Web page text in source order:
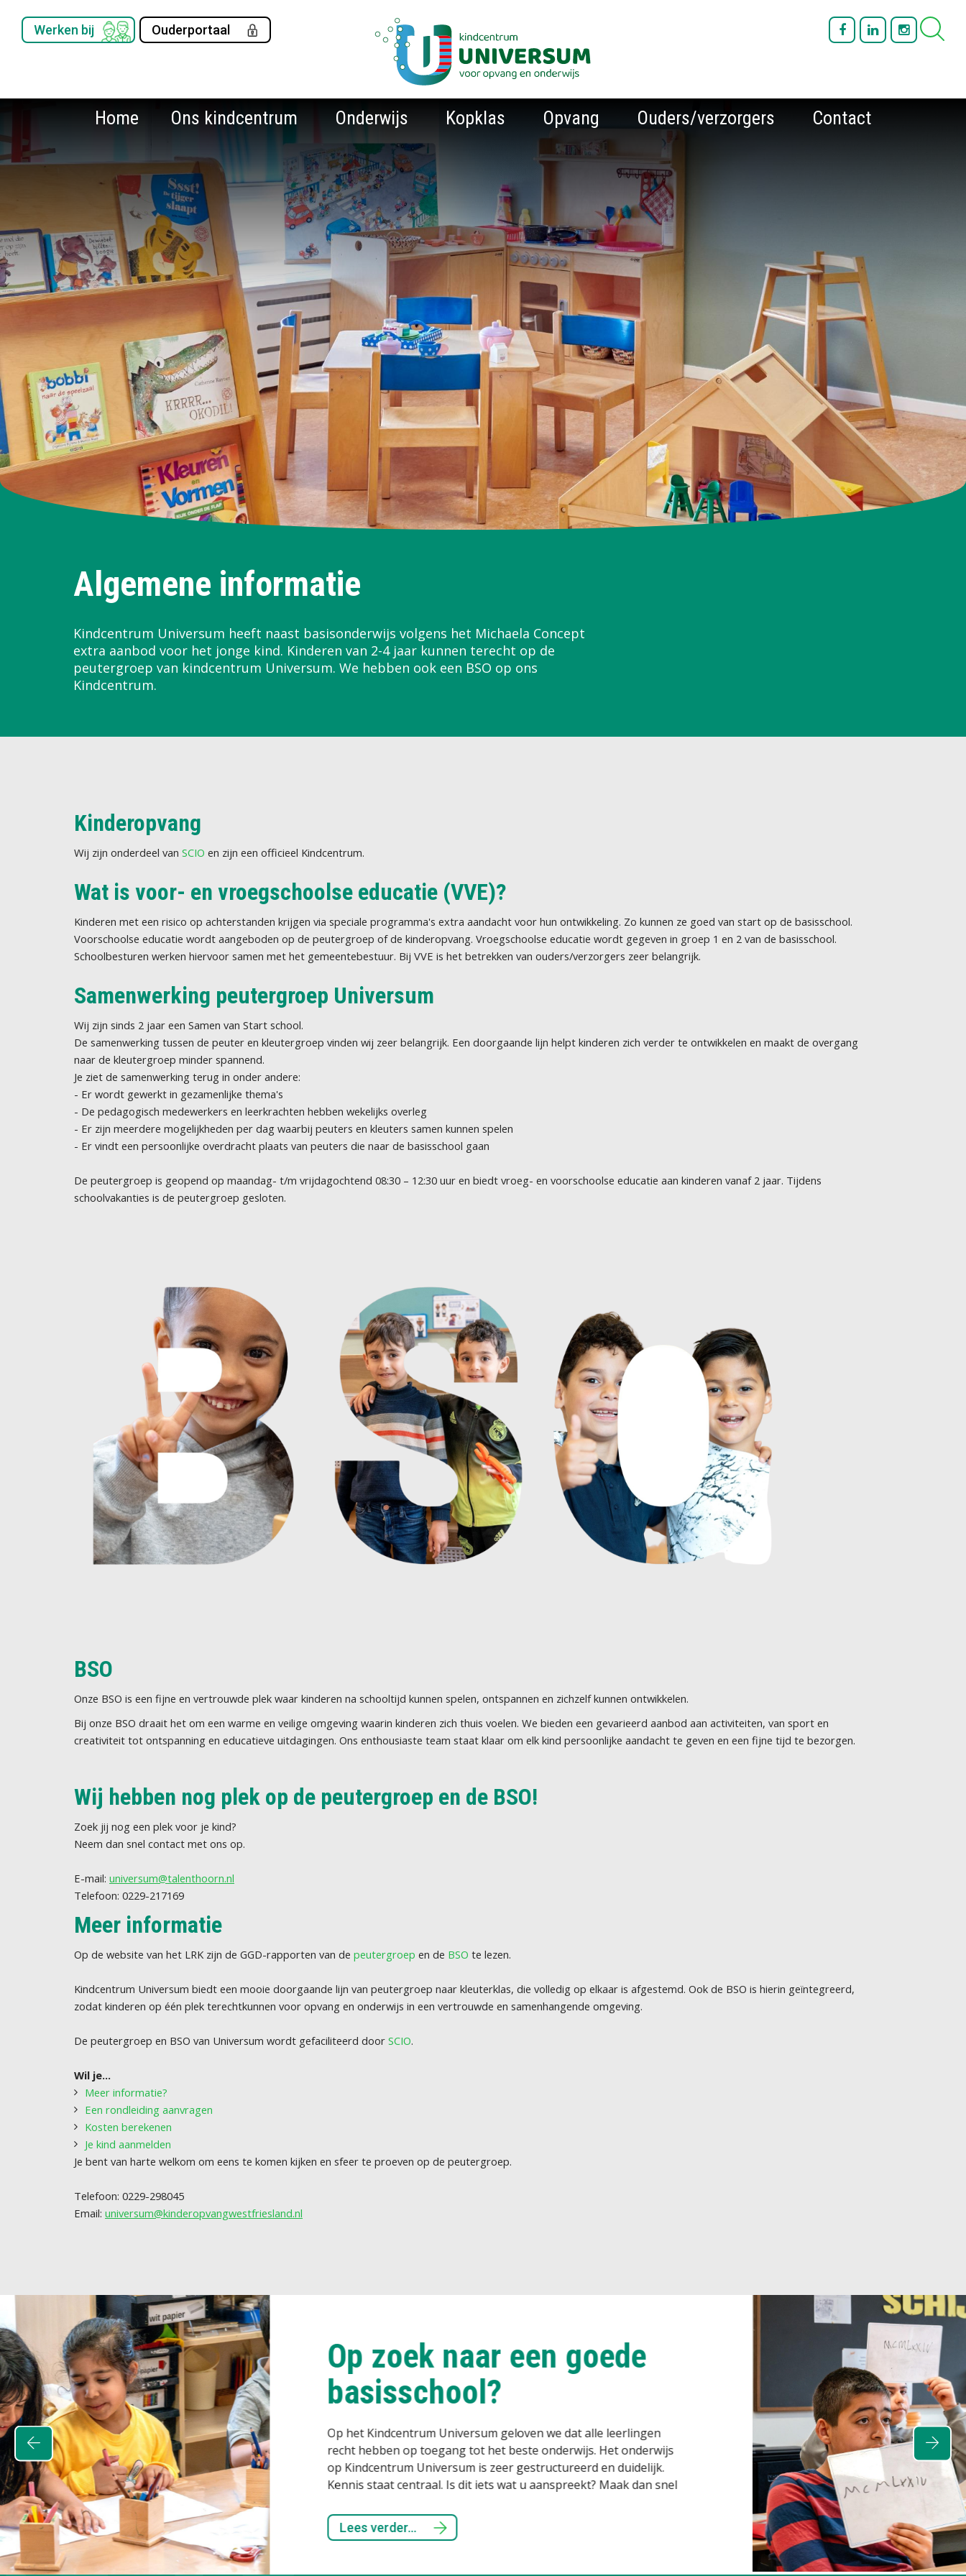
Werken bij Ouderportaal
Home Ons kindcentrum Onderwijs Kopklas Opvang Ouders/verzorgers Contact
Algemene informatie
Kindcentrum Universum heeft naast basisonderwijs volgens het Michaela Concept
extra aanbod voor het jonge kind. Kinderen van 2-4 jaar kunnen terecht op de
peutergroep van kindcentrum Universum. We hebben ook een BSO op ons
Kindcentrum.
Kinderopvang
Wij zijn onderdeel van SCIO en zijn een officieel Kindcentrum.
Wat is voor- en vroegschoolse educatie (VVE)?
Kinderen met een risico op achterstanden krijgen via speciale programma's extra aandacht voor hun ontwikkeling. Zo kunnen ze goed van start op de basisschool.
Voorschoolse educatie wordt aangeboden op de peutergroep of de kinderopvang. Vroegschoolse educatie wordt gegeven in groep 1 en 2 van de basisschool.
Schoolbesturen werken hiervoor samen met het gemeentebestuur. Bij VVE is het betrekken van ouders/verzorgers zeer belangrijk.
Samenwerking peutergroep Universum
Wij zijn sinds 2 jaar een Samen van Start school.
De samenwerking tussen de peuter en kleutergroep vinden wij zeer belangrijk. Een doorgaande lijn helpt kinderen zich verder te ontwikkelen en maakt de overgang
naar de kleutergroep minder spannend.
Je ziet de samenwerking terug in onder andere:
- Er wordt gewerkt in gezamenlijke thema's
- De pedagogisch medewerkers en leerkrachten hebben wekelijks overleg
- Er zijn meerdere mogelijkheden per dag waarbij peuters en kleuters samen kunnen spelen
- Er vindt een persoonlijke overdracht plaats van peuters die naar de basisschool gaan
De peutergroep is geopend op maandag- t/m vrijdagochtend 08:30 – 12:30 uur en biedt vroeg- en voorschoolse educatie aan kinderen vanaf 2 jaar. Tijdens
schoolvakanties is de peutergroep gesloten.
BSO
Onze BSO is een fijne en vertrouwde plek waar kinderen na schooltijd kunnen spelen, ontspannen en zichzelf kunnen ontwikkelen.
Bij onze BSO draait het om een warme en veilige omgeving waarin kinderen zich thuis voelen. We bieden een gevarieerd aanbod aan activiteiten, van sport en
creativiteit tot ontspanning en educatieve uitdagingen. Ons enthousiaste team staat klaar om elk kind persoonlijke aandacht te geven en een fijne tijd te bezorgen.
Wij hebben nog plek op de peutergroep en de BSO!
Zoek jij nog een plek voor je kind?
Neem dan snel contact met ons op.
E-mail: universum@talenthoorn.nl
Telefoon: 0229-217169
Meer informatie
Op de website van het LRK zijn de GGD-rapporten van de peutergroep en de BSO te lezen.
Kindcentrum Universum biedt een mooie doorgaande lijn van peutergroep naar kleuterklas, die volledig op elkaar is afgestemd. Ook de BSO is hierin geïntegreerd,
zodat kinderen op één plek terechtkunnen voor opvang en onderwijs in een vertrouwde en samenhangende omgeving.
De peutergroep en BSO van Universum wordt gefaciliteerd door SCIO.
Wil je...
Meer informatie?
Een rondleiding aanvragen
Kosten berekenen
Je kind aanmelden
Je bent van harte welkom om eens te komen kijken en sfeer te proeven op de peutergroep.
Telefoon: 0229-298045
Email: universum@kinderopvangwestfriesland.nl
Wij weten hoe leren werkt!
Iedereen binnen ons Kindcentrum weet hoe leren werkt, wij
Lees verder...